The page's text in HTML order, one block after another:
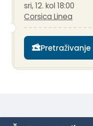
sri, 12. kol 18:00
Corsica Linea
Pretraživanje